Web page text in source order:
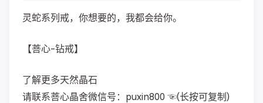
灵蛇系列戒，你想要的，我都会给你。
【菩心-钻戒】
了解更多天然晶石
请联系菩心晶舍微信号：puxin800 ☜(长按可复制)